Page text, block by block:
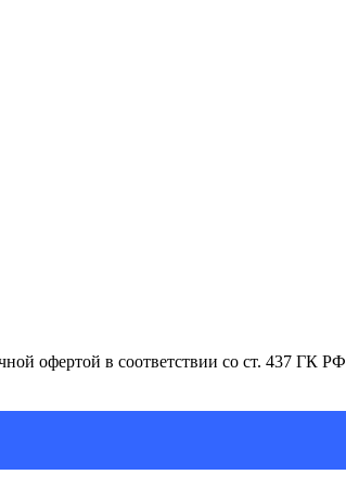
офертой в соответствии со ст. 437 ГК РФ